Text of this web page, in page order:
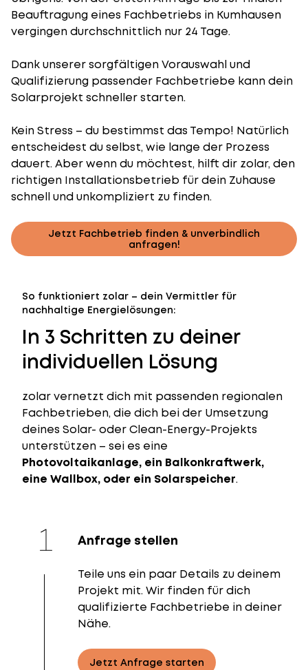
Beauftragung eines Fachbetriebs in Kumhausen
vergingen durchschnittlich nur 24 Tage.
Dank unserer sorgfältigen Vorauswahl und
Qualifizierung passender Fachbetriebe kann dein
Solarprojekt schneller starten.
Kein Stress – du bestimmst das Tempo! Natürlich
entscheidest du selbst, wie lange der Prozess
dauert. Aber wenn du möchtest, hilft dir zolar, den
richtigen Installationsbetrieb für dein Zuhause
schnell und unkompliziert zu finden.
Jetzt Fachbetrieb finden & unverbindlich
anfragen!
So funktioniert zolar – dein Vermittler für
nachhaltige Energielösungen:
In 3 Schritten zu deiner
individuellen Lösung
zolar vernetzt dich mit passenden regionalen
Fachbetrieben, die dich bei der Umsetzung
deines Solar- oder Clean-Energy-Projekts
unterstützen – sei es eine
Photovoltaikanlage, ein Balkonkraftwerk,
eine Wallbox, oder ein Solarspeicher.
Anfrage stellen
Teile uns ein paar Details zu deinem
Projekt mit. Wir finden für dich
qualifizierte Fachbetriebe in deiner
Nähe.
Jetzt Anfrage starten